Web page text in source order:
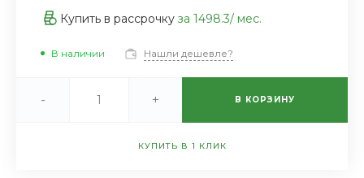
Купить в рассрочку за 1498.3/ мес.
В наличии Нашли дешевле?
- + В КОРЗИНУ
КУПИТЬ В 1 КЛИК